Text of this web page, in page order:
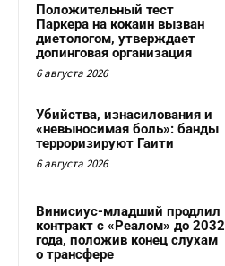
Положительный тест
Паркера на кокаин вызван
диетологом, утверждает
допинговая организация
6 августа 2026
Убийства, изнасилования и
«невыносимая боль»: банды
терроризируют Гаити
6 августа 2026
Винисиус-младший продлил
контракт с «Реалом» до 2032
года, положив конец слухам
о трансфере